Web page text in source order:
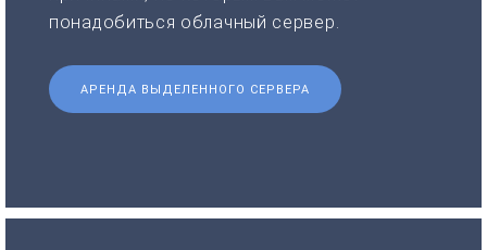
понадобиться облачный сервер.
АРЕНДА ВЫДЕЛЕННОГО СЕРВЕРА